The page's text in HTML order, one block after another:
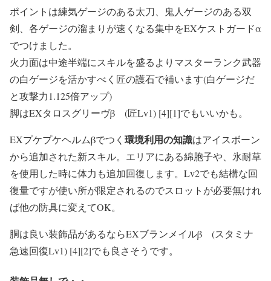
ポイントは練気ゲージのある太刀、鬼人ゲージのある双
剣、各ゲージの溜まりが速くなる集中をEXケストガードα
でつけました。
火力面は中途半端にスキルを盛るよりマスターランク武器
の白ゲージを活かすべく匠の護石で補います(白ゲージだ
と攻撃力1.125倍アップ)
脚はEXタロスグリーヴβ (匠Lv1) [4][1]でもいいかも。
EXプケプケヘルムβでつく 環境利用の知識はアイスボーン
から追加された新スキル。エリアにある綿胞子や、氷耐草
を使用した時に体力も追加回復します。Lv2でも結構な回
復量ですが使い所が限定されるのでスロットが必要無けれ
ば他の防具に変えてOK。
胴は良い装飾品があるならEXブランメイルβ (スタミナ
急速回復Lv1) [4][2]でも良さそうです。